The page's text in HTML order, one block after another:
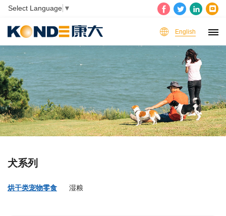
Select Language ▼
English
犬系列
烘干类宠物零食 湿粮